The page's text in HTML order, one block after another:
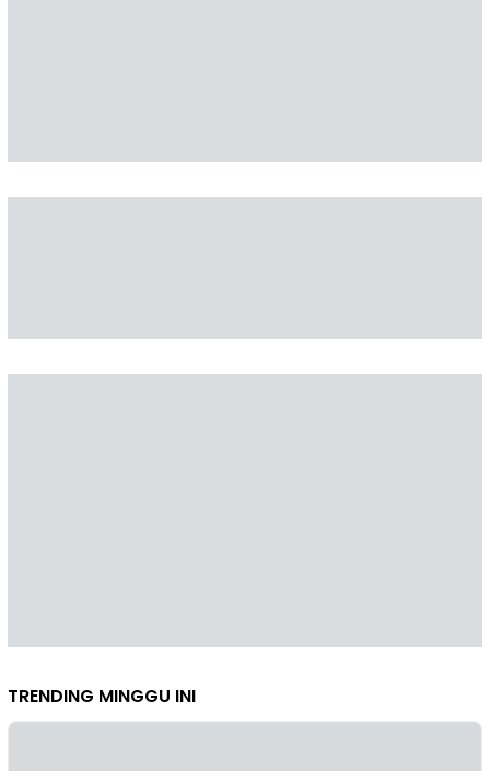
TRENDING MINGGU INI